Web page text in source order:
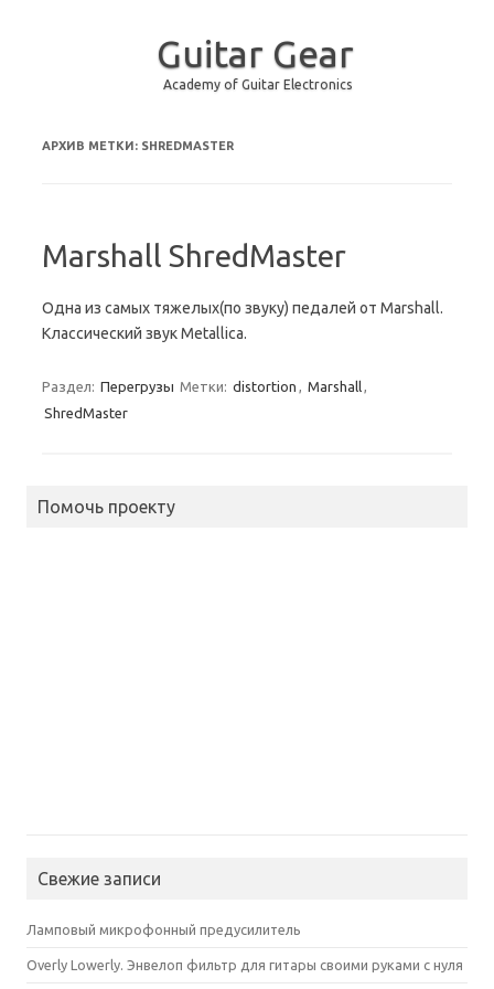
Guitar Gear
Academy of Guitar Electronics
АРХИВ МЕТКИ: SHREDMASTER
Marshall ShredMaster
Одна из самых тяжелых(по звуку) педалей от Marshall.
Классический звук Metallica.
Раздел: Перегрузы Метки: distortion , Marshall,
ShredMaster
Помочь проекту
Свежие записи
Ламповый микрофонный предусилитель
Overly Lowerly. Энвелоп фильтр для гитары своими руками с нуля